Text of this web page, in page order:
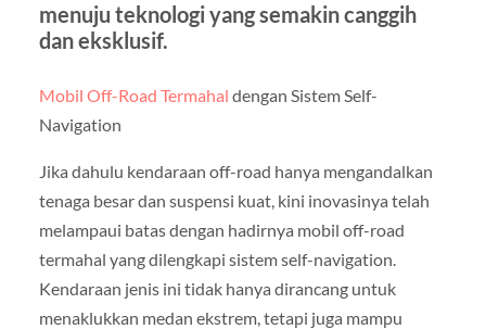
menuju teknologi yang semakin canggih
dan eksklusif.
Mobil Off-Road Termahal dengan Sistem Self-
Navigation
Jika dahulu kendaraan off-road hanya mengandalkan
tenaga besar dan suspensi kuat, kini inovasinya telah
melampaui batas dengan hadirnya mobil off-road
termahal yang dilengkapi sistem self-navigation.
Kendaraan jenis ini tidak hanya dirancang untuk
menaklukkan medan ekstrem, tetapi juga mampu